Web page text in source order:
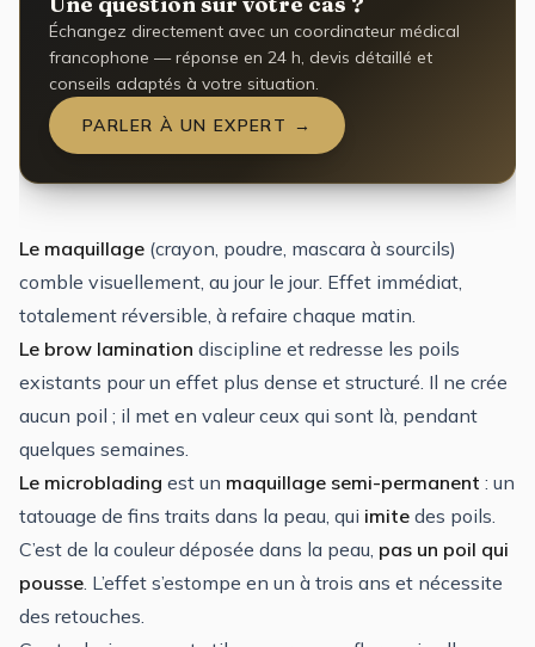
Échangez directement avec un coordinateur médical
francophone — réponse en 24 h, devis détaillé et
conseils adaptés à votre situation.
PARLER À UN EXPERT →
Le maquillage (crayon, poudre, mascara à sourcils)
comble visuellement, au jour le jour. Effet immédiat,
totalement réversible, à refaire chaque matin.
Le brow lamination discipline et redresse les poils
existants pour un effet plus dense et structuré. Il ne crée
aucun poil ; il met en valeur ceux qui sont là, pendant
quelques semaines.
Le microblading est un maquillage semi-permanent : un
tatouage de fins traits dans la peau, qui imite des poils.
C’est de la couleur déposée dans la peau, pas un poil qui
pousse . L’effet s’estompe en un à trois ans et nécessite
des retouches.